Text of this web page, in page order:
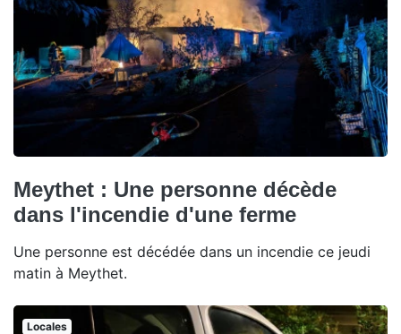
Meythet : Une personne décède
dans l'incendie d'une ferme
Une personne est décédée dans un incendie ce jeudi
matin à Meythet.
Locales